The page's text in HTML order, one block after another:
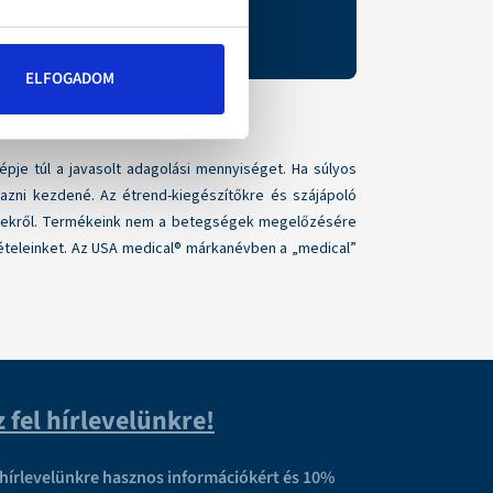
ELFOGADOM
túl a javasolt adagolási mennyiséget. Ha súlyos
kezdené. Az étrend-kiegészítőkre és szájápoló
Termékeink nem a betegségek megelőzésére
Az USA medical® márkanévben a „medical”
fel hírlevelünkre!
hasznos információkért és 10%